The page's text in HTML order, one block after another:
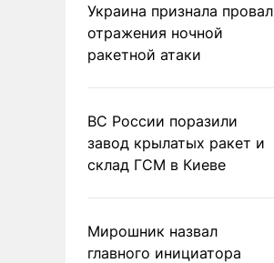
Украина признала провал
отражения ночной
ракетной атаки
ВС России поразили
завод крылатых ракет и
склад ГСМ в Киеве
Мирошник назвал
главного инициатора